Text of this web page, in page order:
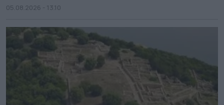
05.08.2026 - 13.10